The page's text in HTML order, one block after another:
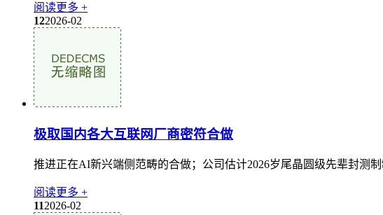
阅读更多 +
122026-02
极取国内各大互联网厂商密符合做
推进正在AI新兴端侧范畴的合做；公司估计2026岁尾晶圆级先辈封测
阅读更多 +
112026-02